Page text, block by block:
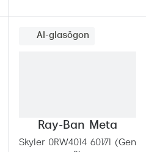
AI-glasögon
Ray-Ban Meta
Skyler 0RW4014 601/71 (Gen